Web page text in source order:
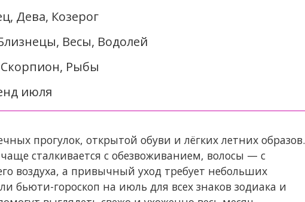
Дева, Козерог
Весы, Водолей
Рыбы
июля
прогулок, открытой обуви и лёгких летних образов.
сталкивается с обезвоживанием, волосы — с
воздуха, а привычный уход требует небольших
бьюти-гороскоп на июль для всех знаков зодиака и